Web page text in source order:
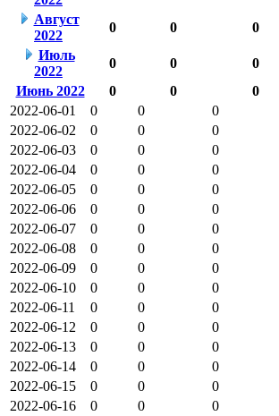
Август
2022
0 0 0
Июль
2022
0 0 0
Июнь 2022
0 0 0
2022-06-01
0 0 0
2022-06-02
0 0 0
2022-06-03
0 0 0
2022-06-04
0 0 0
2022-06-05
0 0 0
2022-06-06
0 0 0
2022-06-07
0 0 0
2022-06-08
0 0 0
2022-06-09
0 0 0
2022-06-10
0 0 0
2022-06-11
0 0 0
2022-06-12
0 0 0
2022-06-13
0 0 0
2022-06-14
0 0 0
2022-06-15
0 0 0
2022-06-16
0 0 0